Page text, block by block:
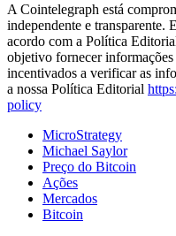
A Cointelegraph está
independente e transparente.
acordo com a Política
objetivo fornecer informações
incentivados a verificar as
a nossa Política Editorial
policy
MicroStrategy
Michael Saylor
Preço do Bitcoin
Ações
Mercados
Bitcoin